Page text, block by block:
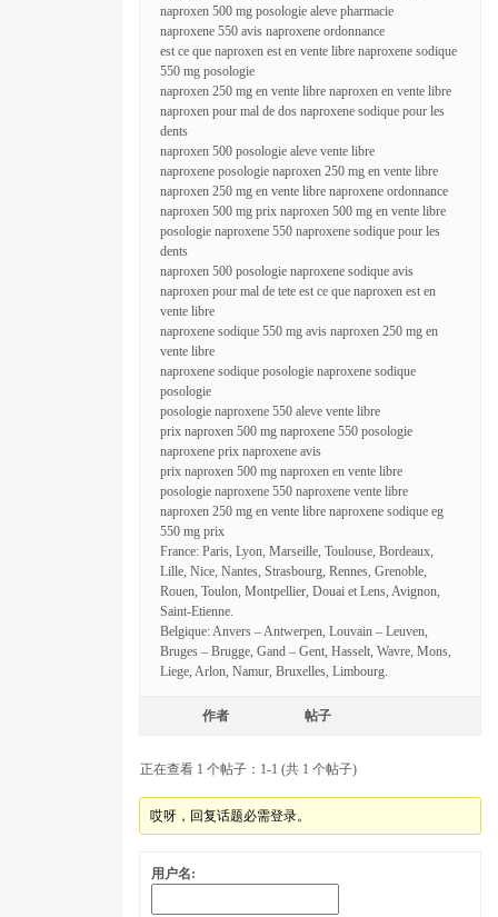
naproxen 500 mg posologie aleve pharmacie
naproxene 550 avis naproxene ordonnance
est ce que naproxen est en vente libre naproxene sodique
550 mg posologie
naproxen 250 mg en vente libre naproxen en vente libre
naproxen pour mal de dos naproxene sodique pour les
dents
naproxen 500 posologie aleve vente libre
naproxene posologie naproxen 250 mg en vente libre
naproxen 250 mg en vente libre naproxene ordonnance
naproxen 500 mg prix naproxen 500 mg en vente libre
posologie naproxene 550 naproxene sodique pour les
dents
naproxen 500 posologie naproxene sodique avis
naproxen pour mal de tete est ce que naproxen est en
vente libre
naproxene sodique 550 mg avis naproxen 250 mg en
vente libre
naproxene sodique posologie naproxene sodique
posologie
posologie naproxene 550 aleve vente libre
prix naproxen 500 mg naproxene 550 posologie
naproxene prix naproxene avis
prix naproxen 500 mg naproxen en vente libre
posologie naproxene 550 naproxene vente libre
naproxen 250 mg en vente libre naproxene sodique eg
550 mg prix
France: Paris, Lyon, Marseille, Toulouse, Bordeaux,
Lille, Nice, Nantes, Strasbourg, Rennes, Grenoble,
Rouen, Toulon, Montpellier, Douai et Lens, Avignon,
Saint-Etienne.
Belgique: Anvers – Antwerpen, Louvain – Leuven,
Bruges – Brugge, Gand – Gent, Hasselt, Wavre, Mons,
Liege, Arlon, Namur, Bruxelles, Limbourg.
作者 帖子
正在查看 1 个帖子：1-1 (共 1 个帖子)
哎呀，回复话题必需登录。
用户名: